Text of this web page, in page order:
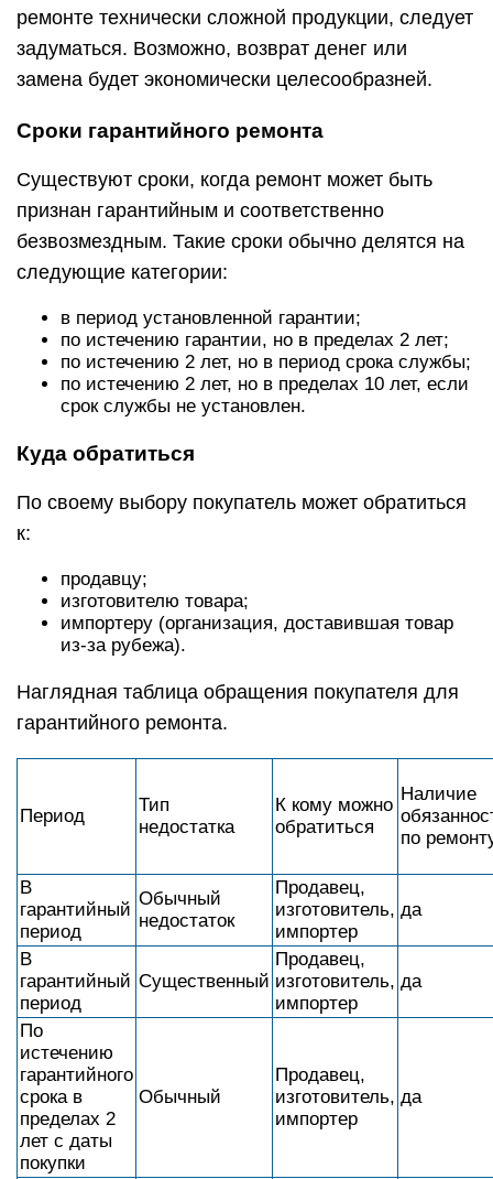
ремонте технически сложной продукции, следует
задуматься. Возможно, возврат денег или
замена будет экономически целесообразней.
Сроки гарантийного ремонта
Существуют сроки, когда ремонт может быть
признан гарантийным и соответственно
безвозмездным. Такие сроки обычно делятся на
следующие категории:
в период установленной гарантии;
по истечению гарантии, но в пределах 2 лет;
по истечению 2 лет, но в период срока службы;
по истечению 2 лет, но в пределах 10 лет, если
срок службы не установлен.
Куда обратиться
По своему выбору покупатель может обратиться
к:
продавцу;
изготовителю товара;
импортеру (организация, доставившая товар
из-за рубежа).
Наглядная таблица обращения покупателя для
гарантийного ремонта.
Период
Тип
недостатка
К кому можно
обратиться
Наличие
по
В
гарантийный
период
Обычный
недостаток
Продавец,
изготовитель,
импортер
да
В
гарантийный
период
Существенный
Продавец,
изготовитель,
импортер
да
По
истечению
гарантийного
срока в
пределах 2
лет с даты
покупки
Обычный
Продавец,
изготовитель,
импортер
да